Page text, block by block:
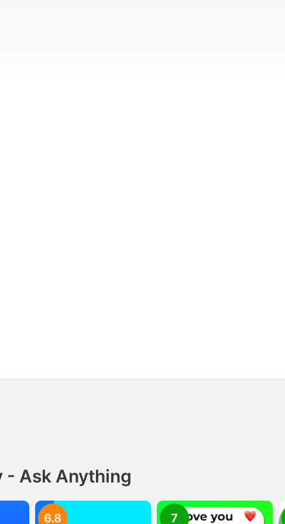
- Ask Anything
6.8 7